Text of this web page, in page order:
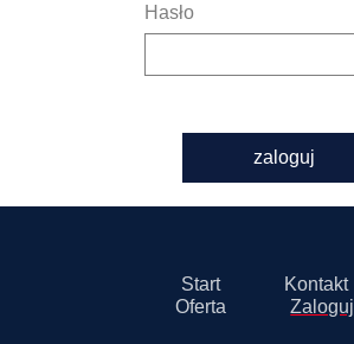
Hasło
zaloguj
Start
Kontakt
Oferta
Zaloguj